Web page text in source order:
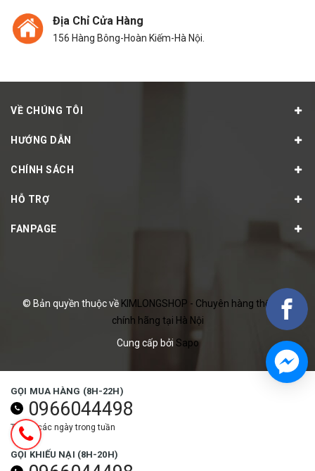
Địa Chỉ Cửa Hàng
156 Hàng Bông-Hoàn Kiếm-Hà Nội.
VỀ CHÚNG TÔI
HƯỚNG DẪN
CHÍNH SÁCH
HỖ TRỢ
FANPAGE
© Bản quyền thuộc về KIMLONGSHOP - Chuyên hàng thể thao
chính hãng tại Hà Nội
Cung cấp bởi Sapo
GỌI MUA HÀNG (8H-22H)
0966044498
Tất cả các ngày trong tuần
GỌI KHIẾU NẠI (8H-20H)